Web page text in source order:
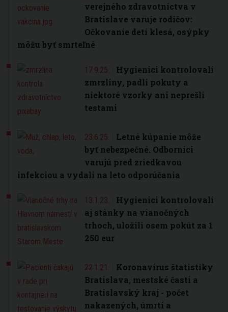
verejného zdravotníctva v
Bratislave varuje rodičov:
Očkovanie detí klesá, osýpky
môžu byť smrteľné
17.9.25.
Hygienici kontrolovali
zmrzliny, padli pokuty a
niektoré vzorky ani neprešli
testami
23.6.25.
Letné kúpanie môže
byť nebezpečné. Odborníci
varujú pred zriedkavou
infekciou a vydali na leto odporúčania
13.1.23.
Hygienici kontrolovali
aj stánky na vianočných
trhoch, uložili osem pokút za 1
250 eur
22.1.21.
Koronavírus štatistiky
Bratislava, mestské časti a
Bratislavský kraj - počet
nakazených, úmrtí a